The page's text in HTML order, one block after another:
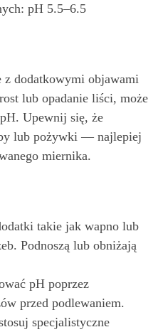
pH 5.5–6.5
z dodatkowymi objawami
lub opadanie liści, może
Upewnij się, że
lub pożywki — najlepiej
miernika.
takie jak wapno lub
Podnoszą lub obniżają
pH poprzez
przed podlewaniem.
specjalistyczne